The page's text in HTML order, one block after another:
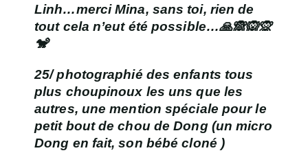
Linh…merci Mina, sans toi, rien de
tout cela n’eut été possible…🙏🙈🙉🙊
🐒
25/ photographié des enfants tous
plus choupinoux les uns que les
autres, une mention spéciale pour le
petit bout de chou de Dong (un micro
Dong en fait, son bébé cloné )